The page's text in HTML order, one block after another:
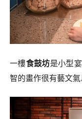
一樓食鼓坊是小型
智的畫作很有藝文氣